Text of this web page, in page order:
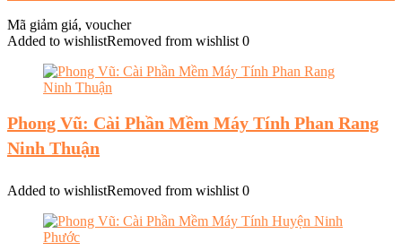
Mã giảm giá, voucher
Added to wishlistRemoved from wishlist 0
Phong Vũ: Cài Phần Mềm Máy Tính Phan Rang
Ninh Thuận
Added to wishlistRemoved from wishlist 0